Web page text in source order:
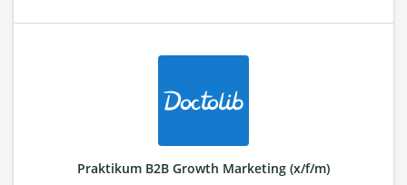
Praktikum B2B Growth Marketing (x/f/m)